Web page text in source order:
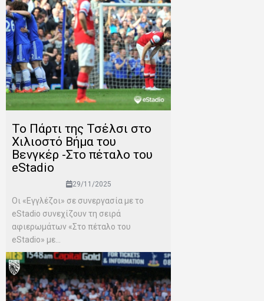
To Πάρτι της Τσέλσι στο
Χιλιοστό Βήμα του
Βενγκέρ -Στο πέταλο του
eStadio
29/11/2025
Οι «Εγγλέζοι» σε συνεργασία με το
eStadio συνεχίζουν τη σειρά
αφιερωμάτων «Στο πέταλο του
eStadio» με...